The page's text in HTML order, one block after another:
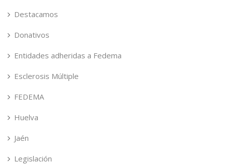
Destacamos
Donativos
Entidades adheridas a Fedema
Esclerosis Múltiple
FEDEMA
Huelva
Jaén
Legislación